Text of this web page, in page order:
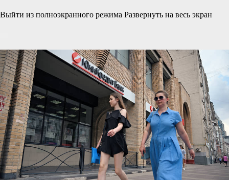
Выйти из полноэкранного режима Развернуть на весь экран